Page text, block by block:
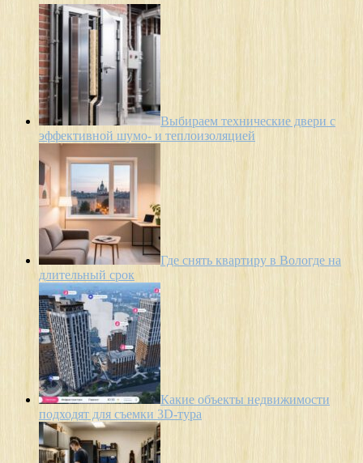
Выбираем технические двери с
эффективной шумо- и теплоизоляцией
Где снять квартиру в Вологде на
длительный срок
Какие объекты недвижимости
подходят для съемки 3D-тура